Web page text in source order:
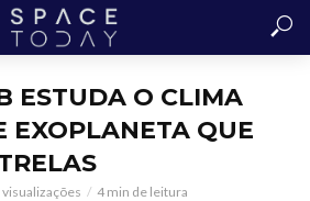
ESTUDA O CLIMA
EXOPLANETA QUE
4 min de leitura